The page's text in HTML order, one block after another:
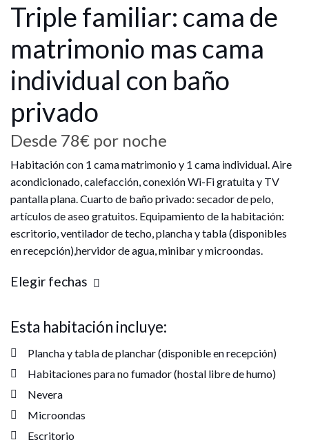
Triple familiar: cama de
matrimonio mas cama
individual con baño
privado
Desde 78€ por noche
Habitación con 1 cama matrimonio y 1 cama individual. Aire
acondicionado, calefacción, conexión Wi-Fi gratuita y TV
pantalla plana. Cuarto de baño privado: secador de pelo,
artículos de aseo gratuitos. Equipamiento de la habitación:
escritorio, ventilador de techo, plancha y tabla (disponibles
en recepción),hervidor de agua, minibar y microondas.
Elegir fechas
Esta habitación incluye:
Plancha y tabla de planchar (disponible en recepción)
Habitaciones para no fumador (hostal libre de humo)
Nevera
Microondas
Escritorio